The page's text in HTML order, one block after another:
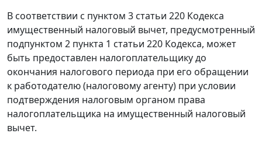
В соответствии с пунктом 3 статьи 220 Кодекса
имущественный налоговый вычет, предусмотренный
подпунктом 2 пункта 1 статьи 220 Кодекса, может
быть предоставлен налогоплательщику до
окончания налогового периода при его обращении
к работодателю (налоговому агенту) при условии
подтверждения налоговым органом права
налогоплательщика на имущественный налоговый
вычет.